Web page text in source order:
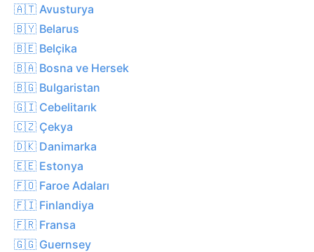
🇦🇹 Avusturya
🇧🇾 Belarus
🇧🇪 Belçika
🇧🇦 Bosna ve Hersek
🇧🇬 Bulgaristan
🇬🇮 Cebelitarık
🇨🇿 Çekya
🇩🇰 Danimarka
🇪🇪 Estonya
🇫🇴 Faroe Adaları
🇫🇮 Finlandiya
🇫🇷 Fransa
🇬🇬 Guernsey